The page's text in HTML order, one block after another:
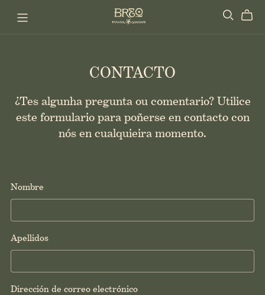
CONTACTO
¿Tes algunha pregunta ou comentario? Utilice
este formulario para poñerse en contacto con
nós en cualquieira momento.
Nombre
Apellidos
Dirección de correo electrónico